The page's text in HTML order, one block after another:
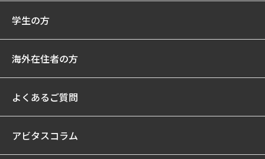
学生の方
海外在住者の方
よくあるご質問
アビタスコラム